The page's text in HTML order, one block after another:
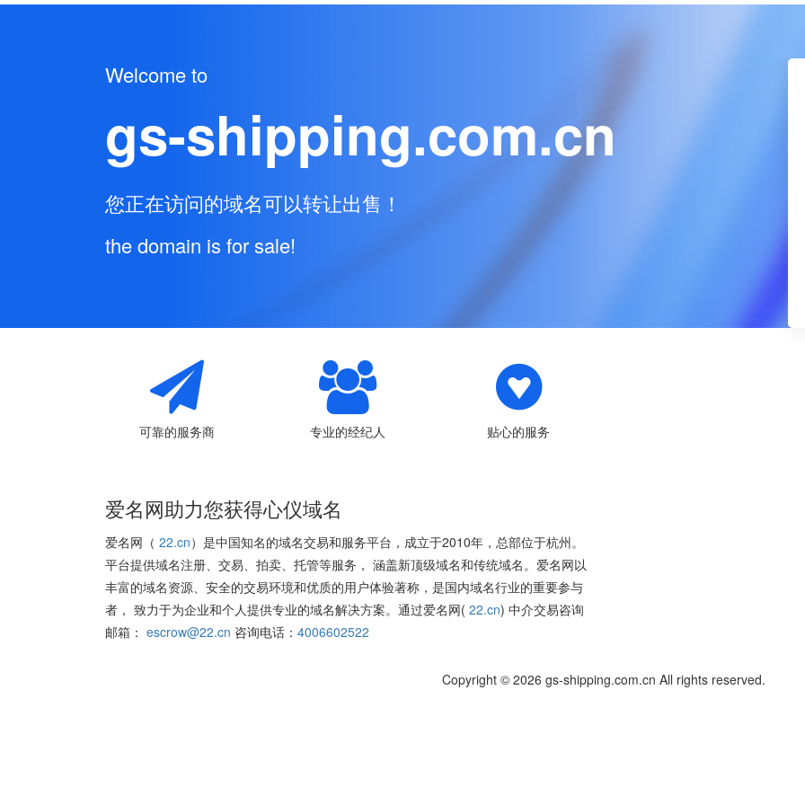
Welcome to
gs-shipping.com.cn
您正在访问的域名可以转让出售！
the domain is for sale!
可靠的服务商 专业的经纪人 贴心的服务
爱名网助力您获得心仪域名
爱名网（ 22.cn）是中国知名的域名交易和服务平台，成立于2010年，总部位于杭州。
平台提供域名注册、交易、拍卖、托管等服务， 涵盖新顶级域名和传统域名。爱名网以
丰富的域名资源、安全的交易环境和优质的用户体验著称，是国内域名行业的重要参与
者， 致力于为企业和个人提供专业的域名解决方案。通过爱名网( 22.cn) 中介交易咨询
邮箱： escrow@22.cn 咨询电话： 4006602522
Copyright © 2026 gs-shipping.com.cn All rights reserved.